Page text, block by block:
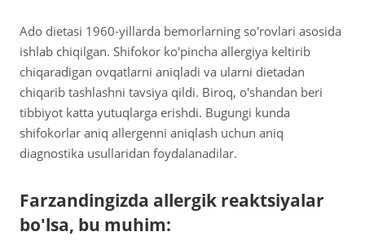
Ado dietasi 1960-yillarda bemorlarning so'rovlari asosida
ishlab chiqilgan. Shifokor ko'pincha allergiya keltirib
chiqaradigan ovqatlarni aniqladi va ularni dietadan
chiqarib tashlashni tavsiya qildi. Biroq, o'shandan beri
tibbiyot katta yutuqlarga erishdi. Bugungi kunda
shifokorlar aniq allergenni aniqlash uchun aniq
diagnostika usullaridan foydalanadilar.
Farzandingizda allergik reaktsiyalar
bo'lsa, bu muhim: